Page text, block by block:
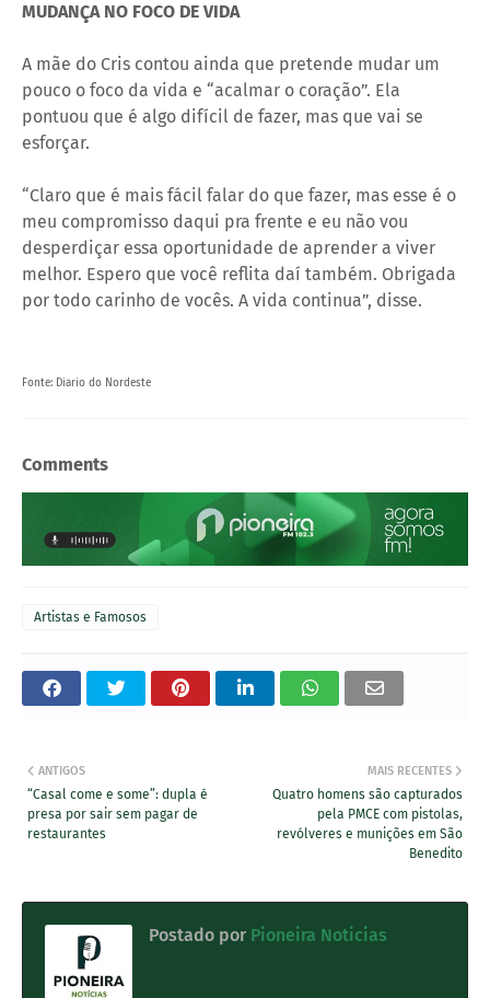
MUDANÇA NO FOCO DE VIDA
A mãe do Cris contou ainda que pretende mudar um
pouco o foco da vida e “acalmar o coração”. Ela
pontuou que é algo difícil de fazer, mas que vai se
esforçar.
“Claro que é mais fácil falar do que fazer, mas esse é o
meu compromisso daqui pra frente e eu não vou
desperdiçar essa oportunidade de aprender a viver
melhor. Espero que você reflita daí também. Obrigada
por todo carinho de vocês. A vida continua”, disse.
Fonte: Diario do Nordeste
Comments
Artistas e Famosos
MAIS RECENTES
Quatro homens são capturados
pela PMCE com pistolas,
revólveres e munições em São
Benedito
ANTIGOS
“Casal come e some”: dupla é
presa por sair sem pagar de
restaurantes
Postado por Pioneira Noticias